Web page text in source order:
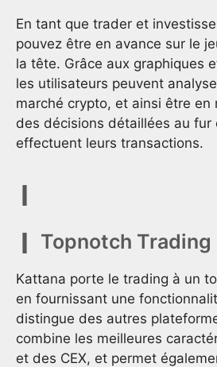
En tant que trader et
pouvez être en avance sur le
la tête. Grâce aux graphiques
les utilisateurs peuvent
marché crypto, et ainsi être en
des décisions détaillées au fur
effectuent leurs transactions.
Topnotch Trading
Kattana porte le trading à un
en fournissant une
distingue des autres
combine les meilleures
et des CEX, et permet